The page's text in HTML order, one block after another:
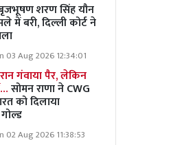
शरण सिंह यौन
में बरी, दिल्ली कोर्ट ने
03 Aug 2026 12:34:01
गंवाया पैर, लेकिन
सोमन राणा ने CWG
को दिलाया
02 Aug 2026 11:38:53